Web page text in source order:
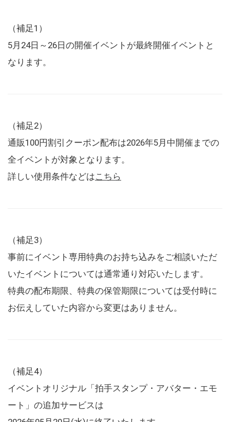
（補足1）
5月24日～26日の開催イベントが最終開催イベントと
なります。
（補足2）
通販100円割引クーポン配布は2026年5月中開催までの
全イベントが対象となります。
詳しい使用条件などはこちら
（補足3）
事前にイベント専用特典のお持ち込みをご相談いただ
いたイベントについては通常通り対応いたします。
特典の配布期限、特典の保管期限については受付時に
お伝えしていた内容から変更はありません。
（補足4）
イベントオリジナル「拍手スタンプ・アバター・エモ
ート」の追加サービスは